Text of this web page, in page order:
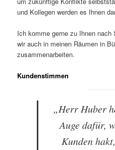
und Kollegen werden es Ihnen
Ich komme gerne zu Ihnen
wir auch in meinen Räumen in
zusammenarbeiten.
Kundenstimmen
„Herr Huber
Auge dafür,
Kunden